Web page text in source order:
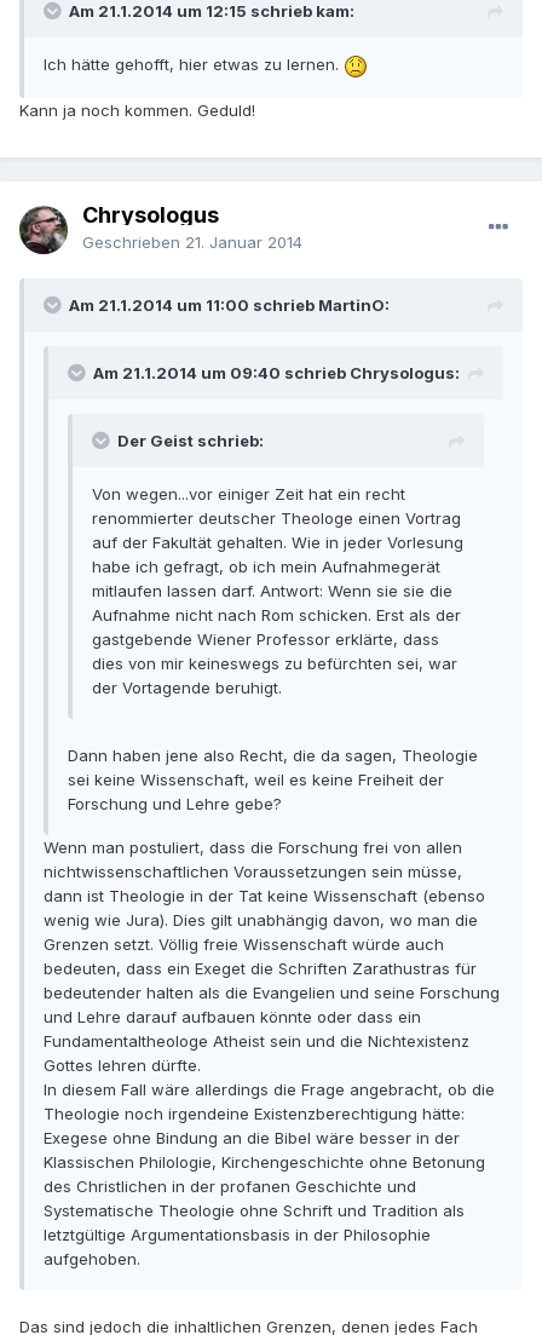
Am 21.1.2014 um 12:15 schrieb kam:
Ich hätte gehofft, hier etwas zu lernen.
Kann ja noch kommen. Geduld!
Chrysologus
Geschrieben 21. Januar 2014
Am 21.1.2014 um 11:00 schrieb MartinO:
Am 21.1.2014 um 09:40 schrieb Chrysologus:
Der Geist schrieb:
Von wegen...vor einiger Zeit hat ein recht
renommierter deutscher Theologe einen Vortrag
auf der Fakultät gehalten. Wie in jeder Vorlesung
habe ich gefragt, ob ich mein Aufnahmegerät
mitlaufen lassen darf. Antwort: Wenn sie sie die
Aufnahme nicht nach Rom schicken. Erst als der
gastgebende Wiener Professor erklärte, dass
dies von mir keineswegs zu befürchten sei, war
der Vortagende beruhigt.
Dann haben jene also Recht, die da sagen, Theologie
sei keine Wissenschaft, weil es keine Freiheit der
Forschung und Lehre gebe?
Wenn man postuliert, dass die Forschung frei von allen
nichtwissenschaftlichen Voraussetzungen sein müsse,
dann ist Theologie in der Tat keine Wissenschaft (ebenso
wenig wie Jura). Dies gilt unabhängig davon, wo man die
Grenzen setzt. Völlig freie Wissenschaft würde auch
bedeuten, dass ein Exeget die Schriften Zarathustras für
bedeutender halten als die Evangelien und seine Forschung
und Lehre darauf aufbauen könnte oder dass ein
Fundamentaltheologe Atheist sein und die Nichtexistenz
Gottes lehren dürfte.
In diesem Fall wäre allerdings die Frage angebracht, ob die
Theologie noch irgendeine Existenzberechtigung hätte:
Exegese ohne Bindung an die Bibel wäre besser in der
Klassischen Philologie, Kirchengeschichte ohne Betonung
des Christlichen in der profanen Geschichte und
Systematische Theologie ohne Schrift und Tradition als
letztgültige Argumentationsbasis in der Philosophie
aufgehoben.
Das sind jedoch die inhaltlichen Grenzen, denen jedes Fach